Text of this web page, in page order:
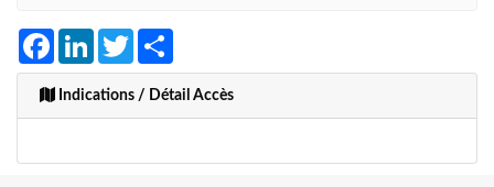
FacebookLinkedInTwitter
Indications / Détail Accès